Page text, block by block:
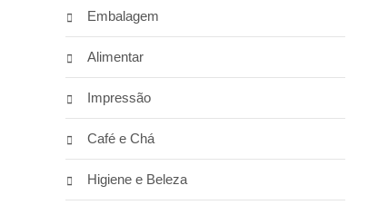
Embalagem
Alimentar
Impressão
Café e Chá
Higiene e Beleza